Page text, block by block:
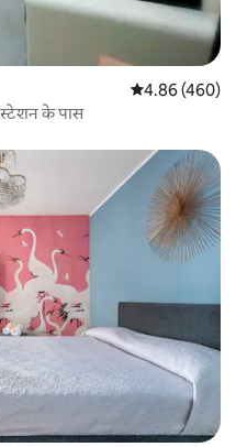
औसत रेटिंग 5 में से
4.86 (460)
के पास